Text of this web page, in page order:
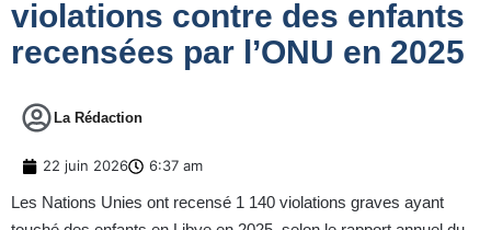
violations contre des enfants
recensées par l’ONU en 2025
La Rédaction
22 juin 2026 6:37 am
Les Nations Unies ont recensé 1 140 violations graves ayant